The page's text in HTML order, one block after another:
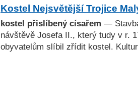
Kostel Nejsvětější Trojice
kostel přislíbený císařem —
návštěvě Josefa II., který tudy v r.
obyvatelům slíbil zřídit kostel.